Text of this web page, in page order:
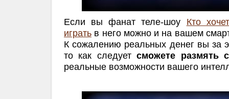
Если вы фанат теле-шоу Кто
игратьв него можно и на вашем
К сожалению реальных денег вы за
то как следуетсможете размять
реальные возможности вашего